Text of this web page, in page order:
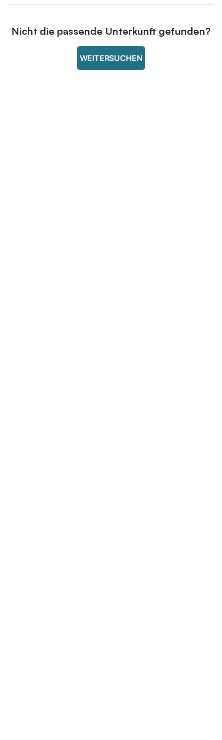
Nicht die passende Unterkunft gefunden?
WEITERSUCHEN